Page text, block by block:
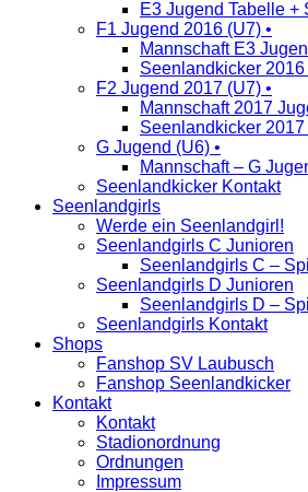
E3 Jugend Tabelle +
F1 Jugend 2016 (U7) •
Mannschaft E3
Seenlandkicker
F2 Jugend 2017 (U7) •
Mannschaft 2017
Seenlandkicker
G Jugend (U6) •
Mannschaft – G
Seenlandkicker Kontakt
Seenlandgirls
Werde ein Seenlandgirl!
Seenlandgirls C Junioren
Seenlandgirls C –
Seenlandgirls D Junioren
Seenlandgirls D –
Seenlandgirls Kontakt
Shops
Fanshop SV Laubusch
Fanshop Seenlandkicker
Kontakt
Kontakt
Stadionordnung
Ordnungen
Impressum